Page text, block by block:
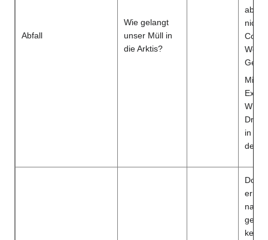
Abfall
Wie gelangt
unser Müll in
die Arktis?
aber
nicht
Mit
in die
der
keine